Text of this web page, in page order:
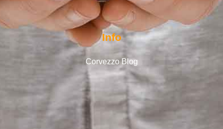
Info
Corvezzo Blog